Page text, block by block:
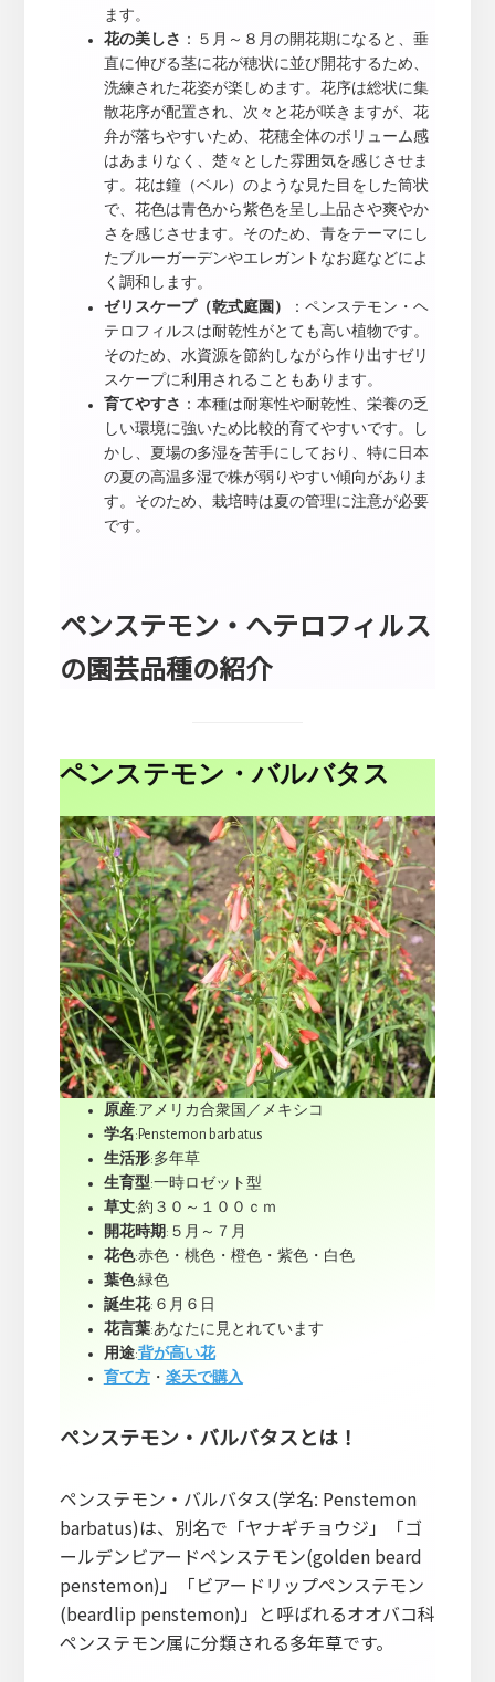
ます。
花の美しさ ：５月～８月の開花期になると、垂
直に伸びる茎に花が穂状に並び開花するため、
洗練された花姿が楽しめます。花序は総状に集
散花序が配置され、次々と花が咲きますが、花
弁が落ちやすいため、花穂全体のボリューム感
はあまりなく、楚々とした雰囲気を感じさせま
す。花は鐘（ベル）のような見た目をした筒状
で、花色は青色から紫色を呈し上品さや爽やか
さを感じさせます。そのため、青をテーマにし
たブルーガーデンやエレガントなお庭などによ
く調和します。
ゼリスケープ（乾式庭園）
：ペンステモン・ヘ
テロフィルスは耐乾性がとても高い植物です。
そのため、水資源を節約しながら作り出すゼリ
スケープに利用されることもあります。
育てやすさ ：本種は耐寒性や耐乾性、栄養の乏
しい環境に強いため比較的育てやすいです。し
かし、夏場の多湿を苦手にしており、特に日本
の夏の高温多湿で株が弱りやすい傾向がありま
す。そのため、栽培時は夏の管理に注意が必要
です。
ペンステモン・ヘテロフィルス
の園芸品種の紹介
ペンステモン・バルバタス
原産:アメリカ合衆国／メキシコ
学名:Penstemon barbatus
生活形:多年草
生育型:一時ロゼット型
草丈:約３０～１００ｃｍ
開花時期 :５月～７月
花色:赤色・桃色・橙色・紫色・白色
葉色:緑色
誕生花:６月６日
花言葉:あなたに見とれています
用途:背が高い花
育て方・ 楽天で購入
ペンステモン・バルバタスとは！
ペンステモン・バルバタス(学名: Penstemon
barbatus)は、別名で「ヤナギチョウジ」「ゴ
ールデンビアードペンステモン(golden beard
penstemon)」「ビアードリップペンステモン
(beardlip penstemon)」と呼ばれるオオバコ科
ペンステモン属に分類される多年草です。